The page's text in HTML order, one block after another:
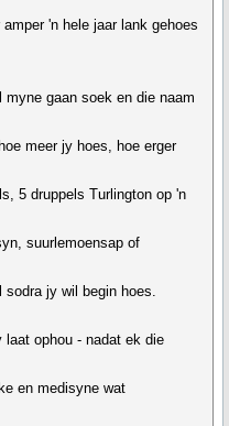
'n hele jaar lank gehoes
gaan soek en die naam
meer jy hoes, hoe erger
5 druppels Turlington op 'n
suurlemoensap of
sodra jy wil begin hoes.
laat ophou - nadat ek die
en medisyne wat